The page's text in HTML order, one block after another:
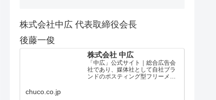
株式会社中広 代表取締役会長
後藤一俊
株式会社 中広
「中広」公式サイト｜総合広告会
社であり、媒体社として自社ブラ
ンドのポスティング型フリーメデ
chuco.co.jp